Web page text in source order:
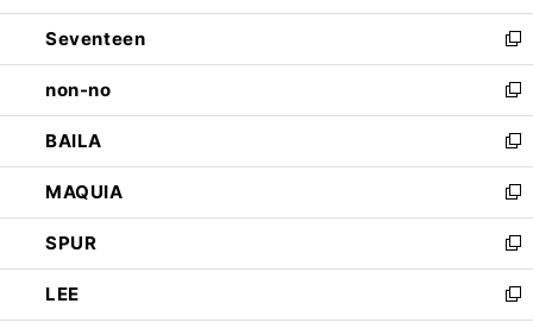
開
く
ウ
で
開
く
ン
ド
ウ
で
開
く
Seventeen
新
し
い
ウ
ィ
ン
ド
ウ
で
開
く
non-no
新
し
い
ウ
ィ
ン
ド
ウ
で
開
BAILA
新
し
い
ウ
ィ
ン
ド
ウ
MAQUIA
新
し
い
ウ
ィ
ン
SPUR
新
し
い
ウ
LEE
新
し